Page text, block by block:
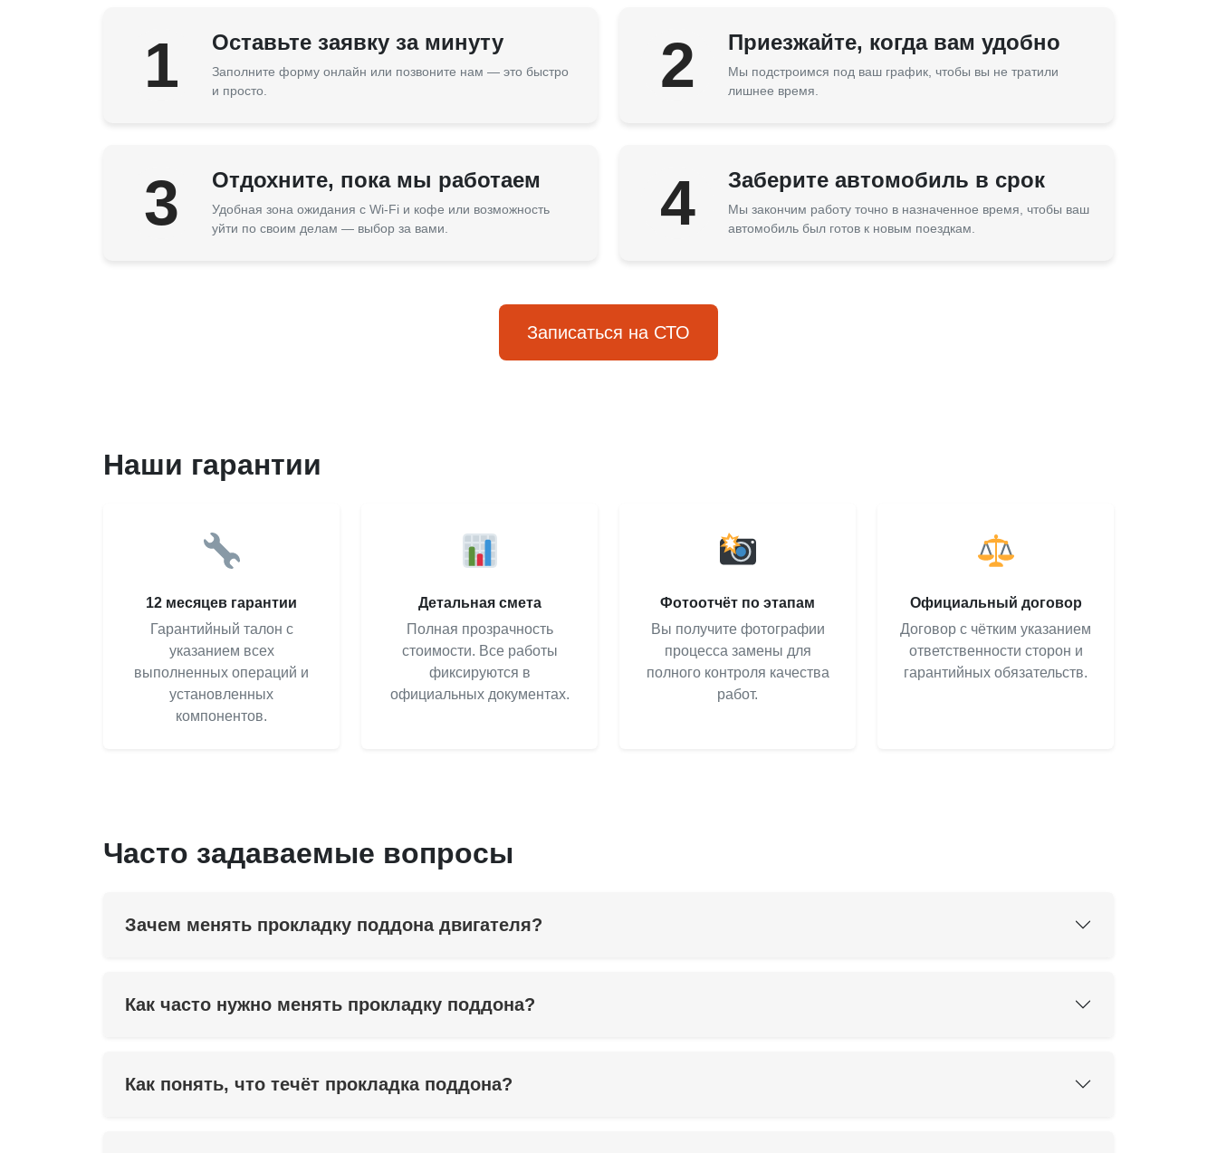
1 Оставьте заявку за минуту
Заполните форму онлайн или позвоните нам — это быстро
и просто.
2 Приезжайте, когда вам удобно
Мы подстроимся под ваш график, чтобы вы не тратили
лишнее время.
3 Отдохните, пока мы работаем
Удобная зона ожидания с Wi-Fi и кофе или возможность
уйти по своим делам — выбор за вами.
4 Заберите автомобиль в срок
Мы закончим работу точно в назначенное время, чтобы ваш
автомобиль был готов к новым поездкам.
Записаться на СТО
Наши гарантии
12 месяцев гарантии
Гарантийный талон с
указанием всех
выполненных операций и
установленных
компонентов.
Детальная смета
Полная прозрачность
стоимости. Все работы
фиксируются в
официальных документах.
Фотоотчёт по этапам
Вы получите фотографии
процесса замены для
полного контроля качества
работ.
Официальный договор
Договор с чётким указанием
ответственности сторон и
гарантийных обязательств.
Часто задаваемые вопросы
Зачем менять прокладку поддона двигателя?
Как часто нужно менять прокладку поддона?
Как понять, что течёт прокладка поддона?